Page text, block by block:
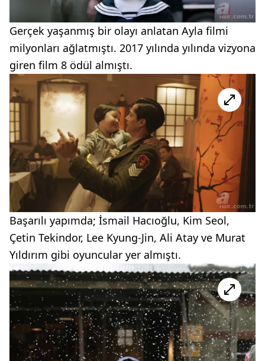
Gerçek yaşanmış bir olayı anlatan Ayla filmi
milyonları ağlatmıştı. 2017 yılında yılında vizyona
giren film 8 ödül almıştı.
Başarılı yapımda; İsmail Hacıoğlu, Kim Seol,
Çetin Tekindor, Lee Kyung-Jin, Ali Atay ve Murat
Yıldırım gibi oyuncular yer almıştı.